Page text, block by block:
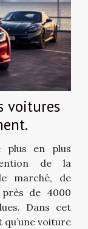
voitures
plus en plus
de la
marché, de
près de 4000
Dans cet
qu’une voiture